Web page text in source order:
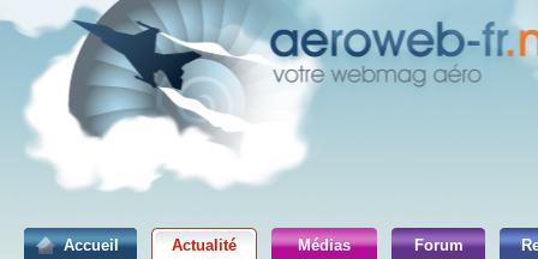
Accueil Actualité Médias Forum